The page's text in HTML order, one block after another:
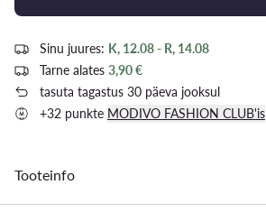
Sinu juures: K, 12.08 - R, 14.08
Tarne alates 3,90 €
tasuta tagastus 30 päeva jooksul
+32 punkte MODIVO FASHION CLUB'is
Tooteinfo